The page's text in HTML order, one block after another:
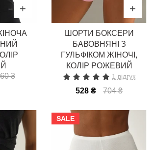
₴
ШОРТИ БОКСЕРИ
БАВОВНЯНІ З
ГУЛЬФІКОМ ЖІНОЧІ,
КОЛІР РОЖЕВИЙ
1 відгук
528 ₴ 704 ₴
SALE